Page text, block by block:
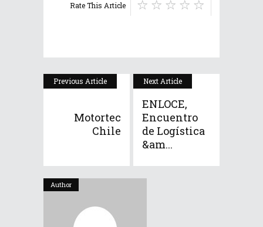
Rate This Article
Previous Article
Motortec
Chile
Next Article
ENLOCE,
Encuentro
de Logística
&am...
Author